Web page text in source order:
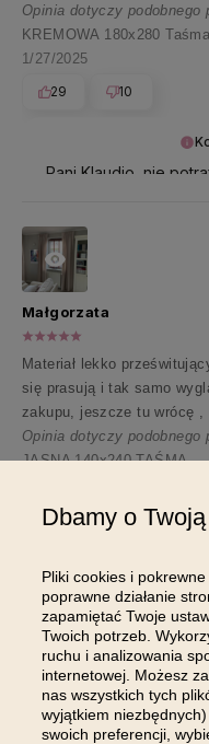
Pani Klaudio, nie
Opinia dotyczy podobnego
KREMOWA 180x280 Taśma
1/27/2025
29
10
Pani Małgorzato,
słowa 💗 Z
Małgorzata
Materiał lekko
się prasują i tak samo
zakupu, jeszcze tu wrócę ,
Opinia dotyczy podobnego
JASNA 140x240 TAŚMA
54
13
Pokaż
Dbamy o
Pliki cookies i
poprawne działanie
zapamiętać Twoje
Twoich potrzeb.
ruchu i analizowania
internetowej. Możesz
nas wszystkich tych
wyjątkiem
swoich preferencji,